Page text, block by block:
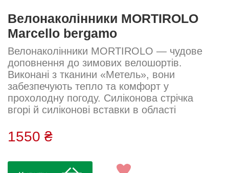
Велонаколінники MORTIROLO
Marcello bergamo
Велонаколінники MORTIROLO — чудове
доповнення до зимових велошортів.
Виконані з тканини «Метель», вони
забезпечують тепло та комфорт у
прохолодну погоду. Силіконова стрічка
вгорі й силіконові вставки в області
тиску. Ергономічний крій забезпечує
ідеальну посадку без обмеження рухів.
1550 ₴